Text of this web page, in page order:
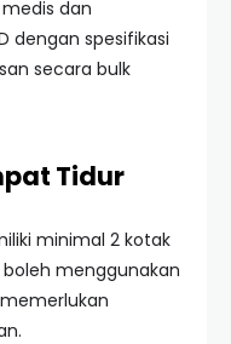
dan
dengan spesifikasi
secara bulk
Tidur
minimal 2 kotak
menggunakan